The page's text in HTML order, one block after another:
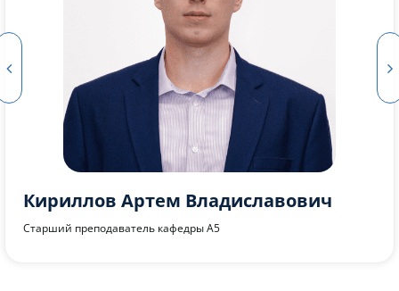
Феоктистов Андрей Ильич
Старший преподаватель кафедры А5